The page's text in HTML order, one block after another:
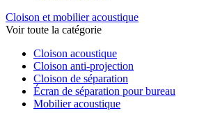
Cloison et mobilier acoustique
Voir toute la catégorie
Cloison acoustique
Cloison anti-projection
Cloison de séparation
Écran de séparation pour bureau
Mobilier acoustique